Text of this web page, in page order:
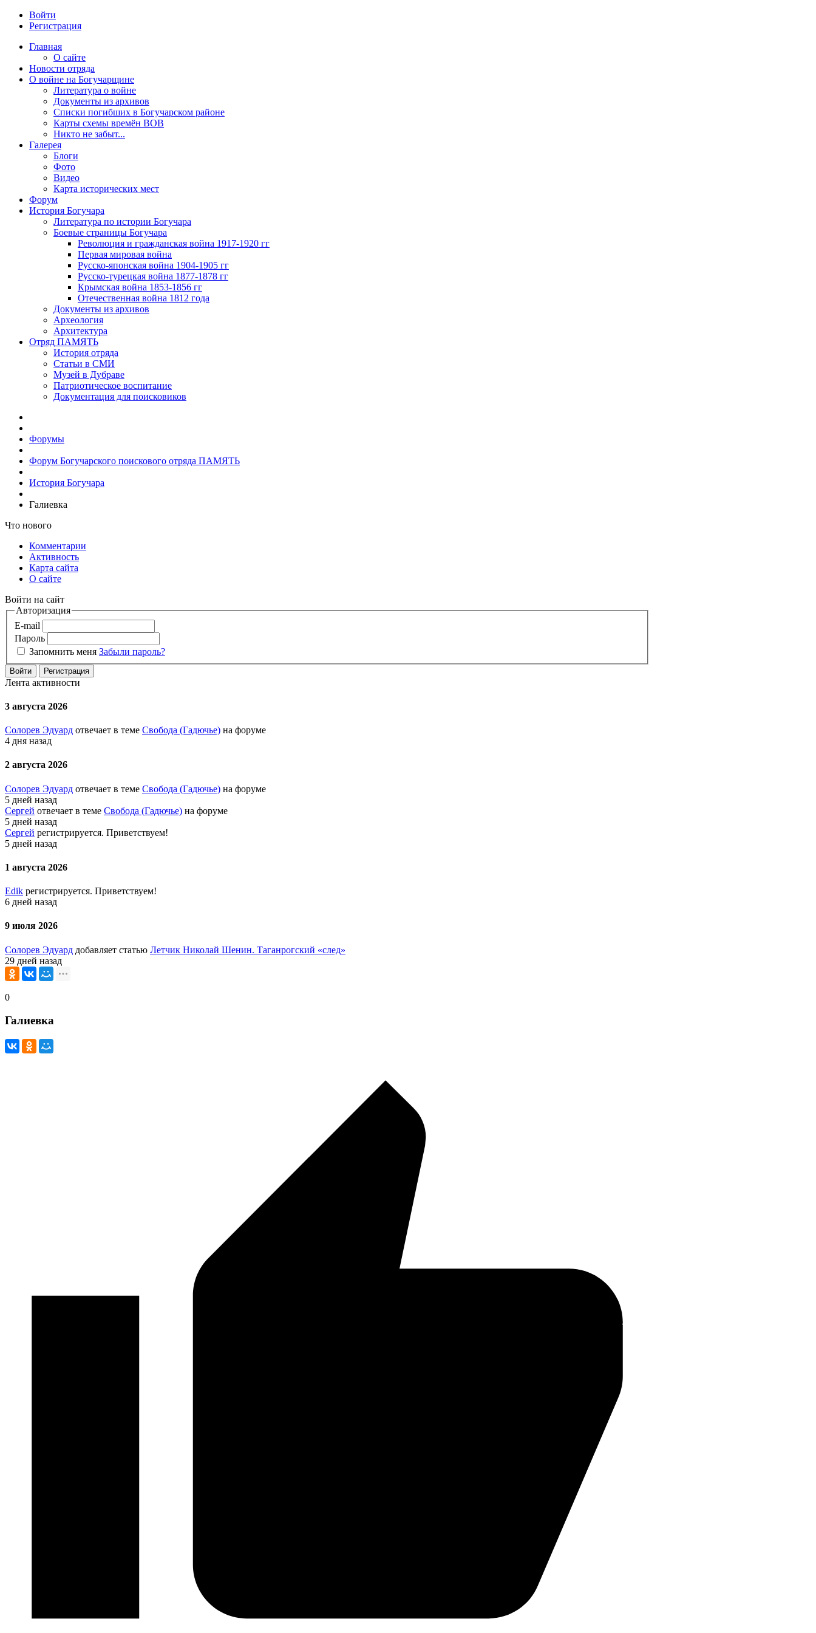
Войти
Регистрация
Главная
О сайте
Новости отряда
О войне на Богучарщине
Литература о войне
Документы из архивов
Списки погибших в Богучарском районе
Карты схемы времён ВОВ
Никто не забыт...
Галерея
Блоги
Фото
Видео
Карта исторических мест
Форум
История Богучара
Литература по истории Богучара
Боевые страницы Богучара
Революция и гражданская война 1917-1920 гг
Первая мировая война
Русско-японская война 1904-1905 гг
Русско-турецкая война 1877-1878 гг
Крымская война 1853-1856 гг
Отечественная война 1812 года
Документы из архивов
Археология
Архитектура
Отряд ПАМЯТЬ
История отряда
Статьи в СМИ
Музей в Дубраве
Патриотическое воспитание
Документация для поисковиков
Форумы
Форум Богучарского поискового отряда ПАМЯТЬ
История Богучара
Галиевка
Что нового
Комментарии
Активность
Карта сайта
О сайте
Войти на сайт
Авторизация
E-mail
Пароль
Запомнить меня Забыли пароль?
Войти Регистрация
Лента активности
3 августа 2026
Солорев Эдуард отвечает в теме Свобода (Гадючье) на форуме
4 дня назад
2 августа 2026
Солорев Эдуард отвечает в теме Свобода (Гадючье) на форуме
5 дней назад
Сергей отвечает в теме Свобода (Гадючье) на форуме
5 дней назад
Сергей регистрируется. Приветствуем!
5 дней назад
1 августа 2026
Edik регистрируется. Приветствуем!
6 дней назад
9 июля 2026
Солорев Эдуард добавляет статью Летчик Николай Шенин. Таганрогский «след»
29 дней назад
0
Галиевка